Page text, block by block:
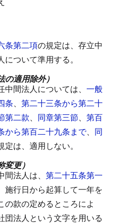
条第二項の規定は、存立中
ついて準用する。
の適用除外）
間法人については、 一般
条、 第二十三条から第二十
第二款、 同章第三節、 第百
から第百二十九条まで、 同
定は、適用しない。
変更）
法人は、 第二十五条第一
施行日から起算して一年を
の款の定めるところによ
団法人という文字を用いる